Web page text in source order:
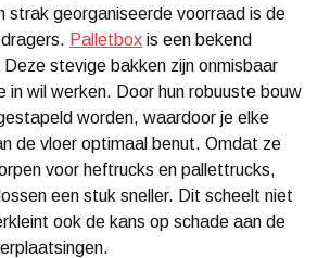
strak georganiseerde voorraad is de
Palletbox is een bekend
stevige bakken zijn onmisbaar
in wil werken. Door hun robuuste bouw
worden, waardoor je elke
de vloer optimaal benut. Omdat ze
voor heftrucks en pallettrucks,
een stuk sneller. Dit scheelt niet
ook de kans op schade aan de